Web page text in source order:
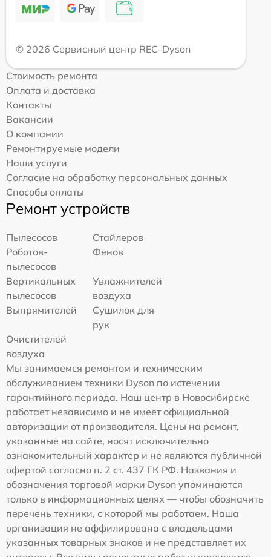
© 2026 Сервисный центр REC-Dyson
Стоимость ремонта
Оплата и доставка
Контакты
Вакансии
О компании
Ремонтируемые модели
Наши услуги
Согласие на обработку персональных данных
Способы оплаты
Ремонт устройств
Пылесосов
Стайлеров
Роботов-
пылесосов
Фенов
Вертикальных
пылесосов
Увлажнителей
воздуха
Выпрямителей
Сушилок для
рук
Очистителей
воздуха
Мы занимаемся ремонтом и техническим
обслуживанием техники Dyson по истечении
гарантийного периода. Наш центр в Новосибирске
работает независимо и не имеет официальной
авторизации от производителя. Цены на ремонт,
указанные на сайте, носят исключительно
ознакомительный характер и не являются публичной
офертой согласно п. 2 ст. 437 ГК РФ. Названия и
обозначения торговой марки Dyson упоминаются
только в информационных целях — чтобы обозначить
перечень техники, с которой мы работаем. Наша
организация не аффилирована с владельцами
указанных товарных знаков и не представляет их